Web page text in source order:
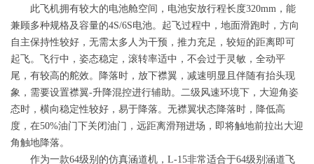
此飞机拥有较大的电池舱空间，电池安放行程长度320mm，能
兼顾多种规格及容量的4S/6S电池。起飞过程中，地面滑跑时，方向
自主保持性较好，无需太多人为干预，推力充足，较短的距离即可
起飞。飞行中，姿态稳定，滚转率适中，不会过于灵敏，全动平
尾，有较高的舵效。降落时，放下襟翼，减速明显且伴随有抬头现
象，需要设置襟翼-升降混控进行辅助。二级风速环境下，大迎角姿
态时，横向稳定性较好，易于降落。无襟翼状态降落时，降低高
度，在50%油门下关闭油门，远距离滑翔进场，即将触地前拉出大迎
角触地降落。
作为一款64级别的仿真涵道机，L-15非常适合于64级别涵道飞